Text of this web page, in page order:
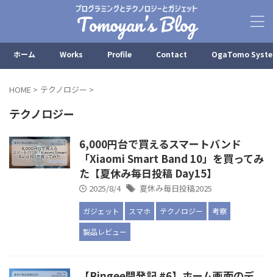
ホーム Works Profile Contact OgaTomo
HOME > テクノロジー >
テクノロジー
6,000円台で買えるスマートバンド
「Xiaomi Smart Band 10」を買ってみ
た【夏休み毎日投稿 Day15】
2025/8/4 夏休み毎日投稿2025
ガジェット スマホ テクノロジー
考察
製品レビュー